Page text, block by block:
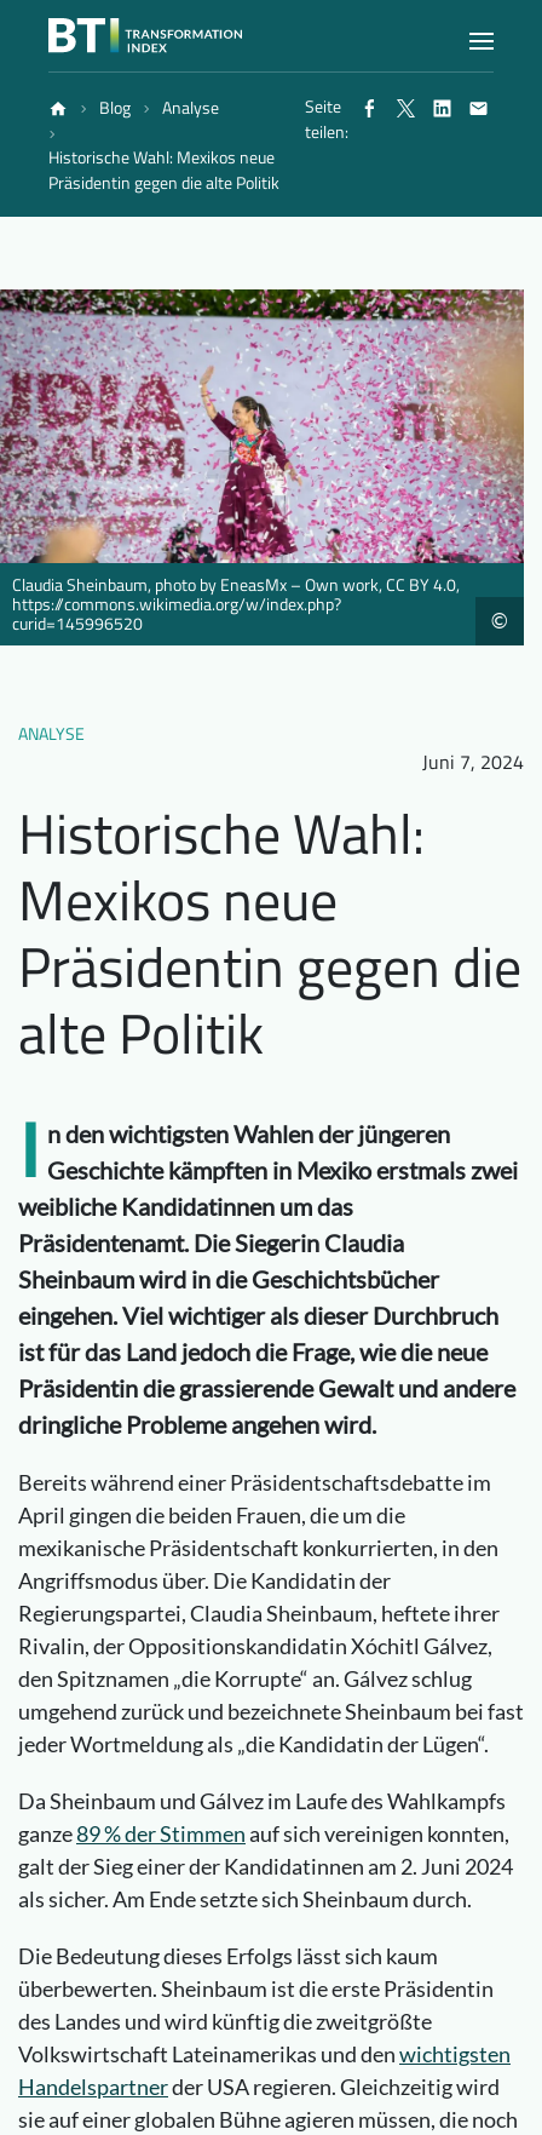
Index
Berichte
Methode
Blog
Downloads Wer wir sind
FAQ Newsletter
Blog
Analyse
Historische Wahl: Mexikos neue
Präsidentin gegen die alte Politik
Seite
teilen:
©
Claudia Sheinbaum, photo by EneasMx – Own work, CC BY 4.0,
https://commons.wikimedia.org/w/index.php?
curid=145996520
ANALYSE
Juni 7, 2024
Historische Wahl:
Mexikos neue
Präsidentin gegen die
alte Politik
I n den wichtigsten Wahlen der jüngeren
Geschichte kämpften in Mexiko erstmals zwei
weibliche Kandidatinnen um das
Präsidentenamt. Die Siegerin Claudia
Sheinbaum wird in die Geschichtsbücher
eingehen. Viel wichtiger als dieser Durchbruch
ist für das Land jedoch die Frage, wie die neue
Präsidentin die grassierende Gewalt und andere
dringliche Probleme angehen wird.
Bereits während einer Präsidentschaftsdebatte im
April gingen die beiden Frauen, die um die
mexikanische Präsidentschaft konkurrierten, in den
Angriffsmodus über. Die Kandidatin der
Regierungspartei, Claudia Sheinbaum, heftete ihrer
Rivalin, der Oppositionskandidatin Xóchitl Gálvez,
den Spitznamen „die Korrupte“ an. Gálvez schlug
umgehend zurück und bezeichnete Sheinbaum bei fast
jeder Wortmeldung als „die Kandidatin der Lügen“.
Da Sheinbaum und Gálvez im Laufe des Wahlkampfs
ganze89 % der Stimmenauf sich vereinigen konnten,
galt der Sieg einer der Kandidatinnen am 2. Juni 2024
als sicher. Am Ende setzte sich Sheinbaum durch.
Die Bedeutung dieses Erfolgs lässt sich kaum
überbewerten. Sheinbaum ist die erste Präsidentin
des Landes und wird künftig die zweitgrößte
Volkswirtschaft Lateinamerikas und denwichtigsten
Handelspartnerder USA regieren. Gleichzeitig wird
sie auf einer globalen Bühne agieren müssen, die noch